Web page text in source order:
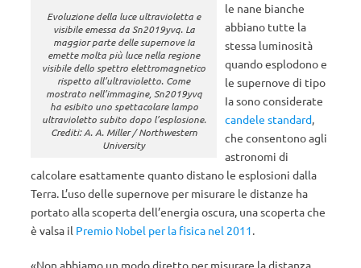
Evoluzione della luce ultravioletta e
visibile emessa da Sn2019yvq. La
maggior parte delle supernove Ia
emette molta più luce nella regione
visibile dello spettro elettromagnetico
rispetto all’ultravioletto. Come
mostrato nell’immagine, Sn2019yvq
ha esibito uno spettacolare lampo
ultravioletto subito dopo l’esplosione.
Crediti: A. A. Miller / Northwestern
University
le nane bianche
abbiano tutte la
stessa luminosità
quando esplodono e
le supernove di tipo
Ia sono considerate
candele standard,
che consentono agli
astronomi di
calcolare esattamente quanto distano le esplosioni dalla
Terra. L’uso delle supernove per misurare le distanze ha
portato alla scoperta dell’energia oscura, una scoperta che
è valsa il Premio Nobel per la fisica nel 2011.
«Non abbiamo un modo diretto per misurare la distanza